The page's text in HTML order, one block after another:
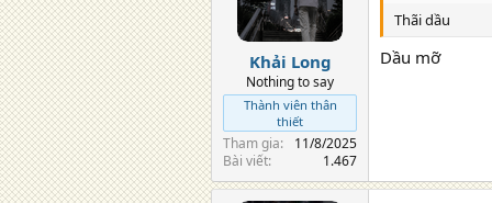
Khải Long
Nothing to say
Thành viên thân
thiết
Tham gia
11/8/2025
Bài viết
1.467
Thãi dầu
Dầu mỡ